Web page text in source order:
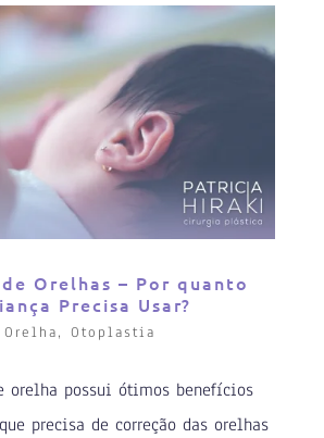
Orelhas – Por quanto
Precisa Usar?
, Otoplastia
orelha possui ótimos benefícios
precisa de correção das orelhas